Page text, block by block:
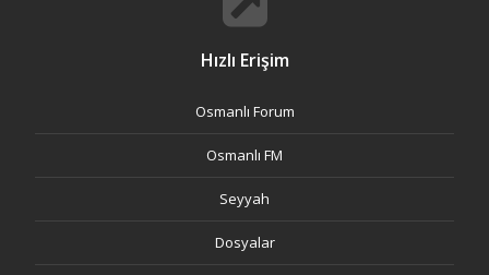
Hızlı Erişim
Osmanlı Forum
Osmanlı FM
Seyyah
Dosyalar